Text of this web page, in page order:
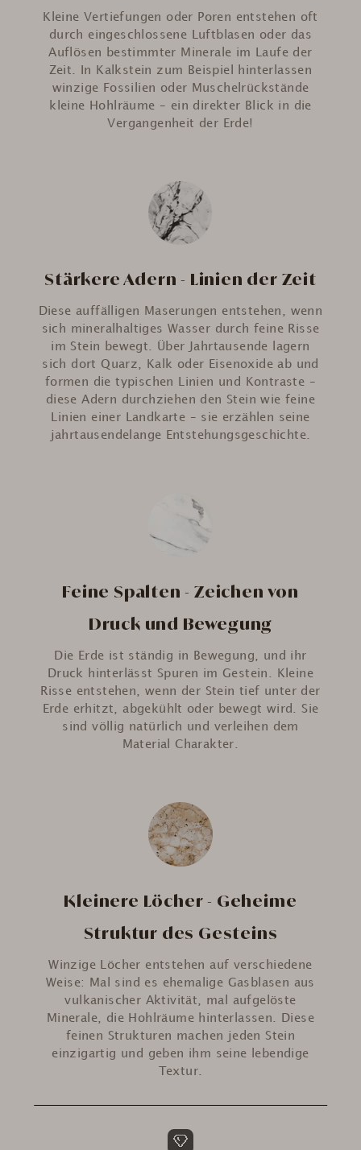
Kleine Vertiefungen oder Poren entstehen oft
durch eingeschlossene Luftblasen oder das
Auflösen bestimmter Minerale im Laufe der
Zeit. In Kalkstein zum Beispiel hinterlassen
winzige Fossilien oder Muschelrückstände
kleine Hohlräume – ein direkter Blick in die
Vergangenheit der Erde!
Stärkere Adern - Linien der Zeit
Diese auffälligen Maserungen entstehen, wenn
sich mineralhaltiges Wasser durch feine Risse
im Stein bewegt. Über Jahrtausende lagern
sich dort Quarz, Kalk oder Eisenoxide ab und
formen die typischen Linien und Kontraste –
diese Adern durchziehen den Stein wie feine
Linien einer Landkarte – sie erzählen seine
jahrtausendelange Entstehungsgeschichte.
Feine Spalten - Zeichen von
Druck und Bewegung
Die Erde ist ständig in Bewegung, und ihr
Druck hinterlässt Spuren im Gestein. Kleine
Risse entstehen, wenn der Stein tief unter der
Erde erhitzt, abgekühlt oder bewegt wird. Sie
sind völlig natürlich und verleihen dem
Material Charakter.
Kleinere Löcher - Geheime
Struktur des Gesteins
Winzige Löcher entstehen auf verschiedene
Weise: Mal sind es ehemalige Gasblasen aus
vulkanischer Aktivität, mal aufgelöste
Minerale, die Hohlräume hinterlassen. Diese
feinen Strukturen machen jeden Stein
einzigartig und geben ihm seine lebendige
Textur.